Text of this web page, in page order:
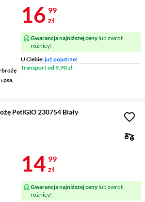
psa,
Cena 16,99
16 99
zł
Gwarancja najniższej cenylub zwrot
różnicy!
U Ciebie:już pojutrze!
Transport od 9,90 zł
PetiGIO 230754 Biały
Cena 14,99
14 99
zł
Gwarancja najniższej cenylub zwrot
różnicy!